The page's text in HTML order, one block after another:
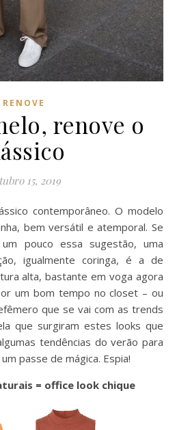
RENOVE
renove o
15, 2019
bem versátil e atemporal. Se
pouco essa sugestão, uma
igualmente coringa, é a de
alta, bastante em voga agora
um bom tempo no closet – ou
que se vai com as trends
que surgiram estes looks que
tendências do verão para
passe de mágica. Espia!
= office look chique